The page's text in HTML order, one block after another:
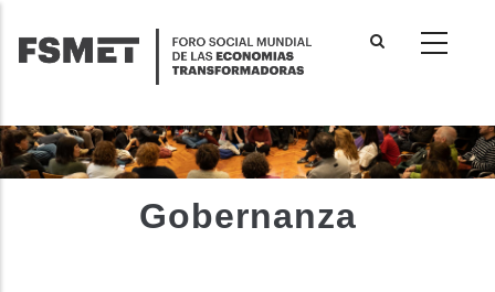
contenido
Gobernanza